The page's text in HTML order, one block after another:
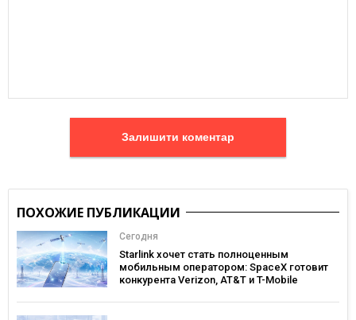
Залишити коментар
ПОХОЖИЕ ПУБЛИКАЦИИ
Сегодня
Starlink хочет стать полноценным
мобильным оператором: SpaceX готовит
конкурента Verizon, AT&T и T-Mobile